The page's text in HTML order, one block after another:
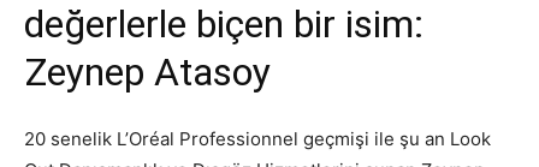
değerlerle biçen bir isim:
Zeynep Atasoy
20 senelik L’Oréal Professionnel geçmişi ile şu an Look